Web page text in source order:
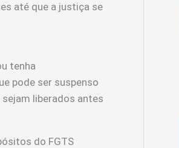
até que a justiça se
tenha
pode ser suspenso
liberados antes
do FGTS